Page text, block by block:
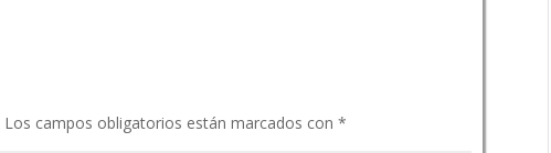
Los campos obligatorios están marcados con*